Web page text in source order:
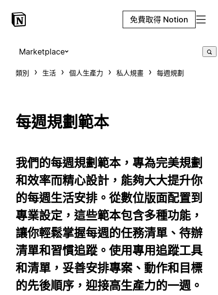
免費取得 Notion
Marketplace
類別 生活 個人生產力 私人規畫 每週規劃
每週規劃範本
我們的每週規劃範本，專為完美規劃
和效率而精心設計，能夠大大提升你
的每週生活安排。從數位版面配置到
專業設定，這些範本包含多種功能，
讓你輕鬆掌握每週的任務清單、待辦
清單和習慣追蹤。使用專用追蹤工具
和清單，妥善安排專案、動作和目標
的先後順序，迎接高生產力的一週。